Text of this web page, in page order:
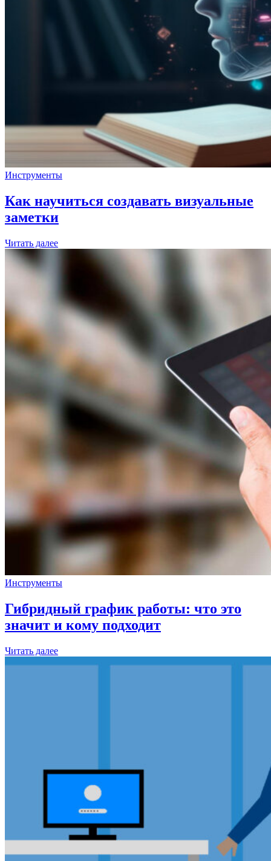
Инструменты
Как научиться создавать визуальные
заметки
Читать далее
Инструменты
Гибридный график работы: что это
значит и кому подходит
Читать далее